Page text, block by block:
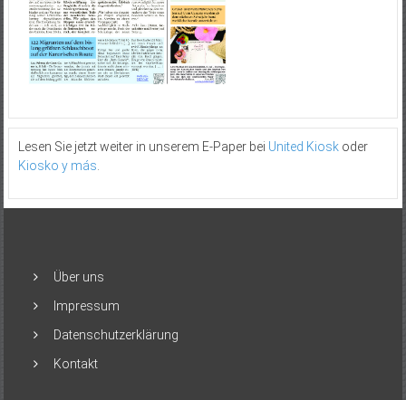
Lesen Sie jetzt weiter in unserem E-Paper bei United Kioskoder
Kiosko y más
Über uns
Impressum
Datenschutzerklärung
Kontakt